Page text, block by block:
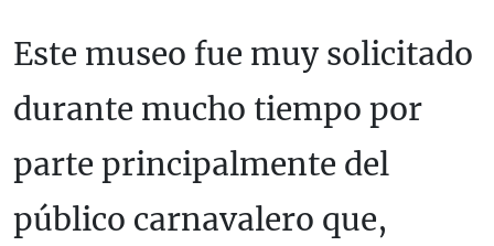
Este museo fue muy solicitado
durante mucho tiempo por
parte principalmente del
público carnavalero que,